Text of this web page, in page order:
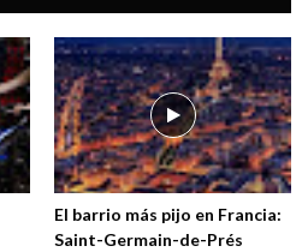
El barrio más pijo en Francia:
Saint-Germain-de-Prés